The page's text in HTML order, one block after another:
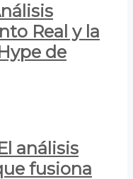
Real y la
de
análisis
fusiona